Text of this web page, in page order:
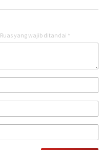
Ruas yang wajib ditandai *